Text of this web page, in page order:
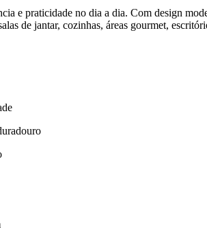
e praticidade no dia a dia. Com design
de jantar, cozinhas, áreas gourmet,